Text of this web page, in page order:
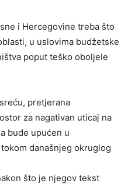
i Hercegovine treba što
u uslovima budžetske
poput teško oboljele
pretjerana
za nagativan uticaj na
bude upućen u
današnjeg okruglog
što je njegov tekst